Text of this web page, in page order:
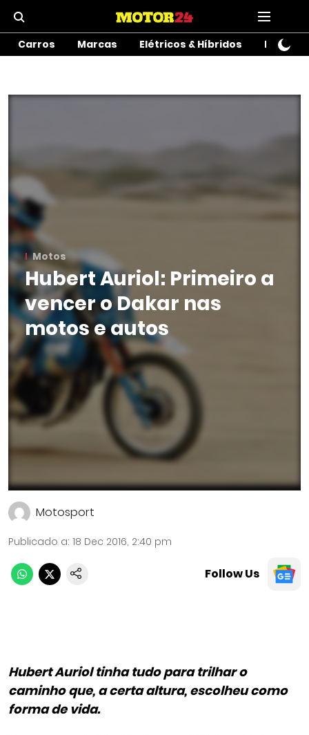
Carros Marcas Elétricos & Híbridos Motos
Motos
Hubert Auriol: Primeiro a
vencer o Dakar nas
motos e autos
Motosport
Publicado a: 18 Dec 2016, 2:40 pm
Follow Us
Hubert Auriol tinha tudo para trilhar o
caminho que, a certa altura, escolheu como
forma de vida.